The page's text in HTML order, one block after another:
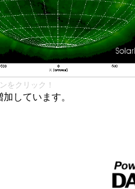
をクリック！
しています。